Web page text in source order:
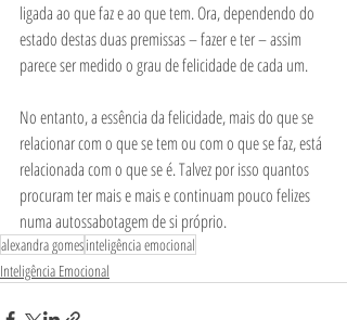
ligada ao que faz e ao que tem. Ora, dependendo do
estado destas duas premissas – fazer e ter – assim
parece ser medido o grau de felicidade de cada um.
No entanto, a essência da felicidade, mais do que se
relacionar com o que se tem ou com o que se faz, está
relacionada com o que se é. Talvez por isso quantos
procuram ter mais e mais e continuam pouco felizes
numa autossabotagem de si próprio.
alexandra gomesinteligência emocional
Inteligência Emocional